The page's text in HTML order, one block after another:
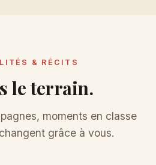
& RÉCITS
le terrain.
moments en classe
grâce à vous.